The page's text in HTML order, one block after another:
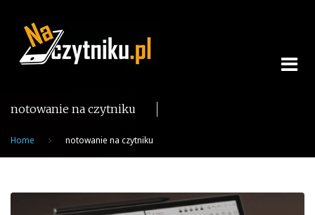
content
notowanie na czytniku
Home notowanie na czytniku